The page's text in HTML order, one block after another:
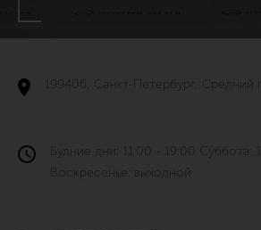
199406, Санкт-Петербург, Средний
Будние дни: 11:00 - 19:00 Суббота:
Воскресенье: выходной